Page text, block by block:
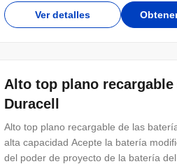
Ver detalles
Alto top plano recargable
Duracell
Alto top plano recargable de las
alta capacidad Acepte la batería
del poder de proyecto de la batería